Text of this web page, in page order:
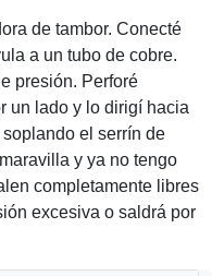
de tambor. Conecté
a un tubo de cobre.
presión. Perforé
un lado y lo dirigí hacia
el serrín de
y ya no tengo
completamente libres
excesiva o saldrá por